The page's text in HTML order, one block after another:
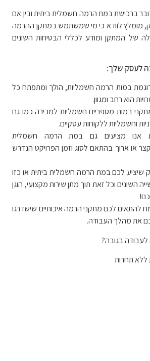
ברכישת במת הרמה חשמלית ביתית ובין אם
מומלץ לוודא כי מי שמשתמש במתקן ההרמה
של המתקן ומודע לכללי הבטיחות השונים
לעסק שלך:
במות הרמה חשמליות, הולך ומתפתח כל
הוא רחב ומגוון.
במות מספריים חשמליות למכירה כמו גם
וחשמליות ללקוחות עסקיים.
אנו מציעים גם במת הרמה חשמלית
או ארוך בהתאם לסוג וזמן הפרויקט הנדרש
לכם במת הרמה חשמלית ביתית או כזו
השונים וכל זאת תוך מתן שירות מקצועי, הוגן
להתאים לכם מתקני הרמה איכותיים שישדרגו
את מהלך העבודה.
בגובה?
ללא תחרות